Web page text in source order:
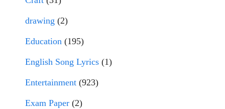
drawing (2)
Education (195)
English Song Lyrics (1)
Entertainment (923)
Exam Paper (2)